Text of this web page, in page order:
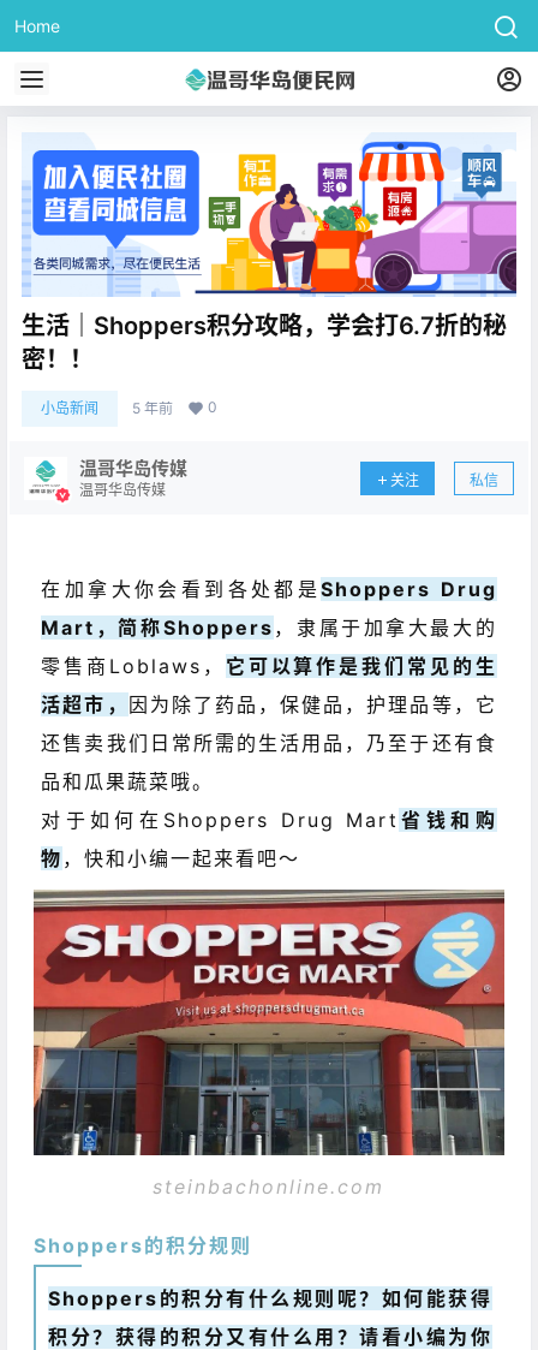
Home
生活｜Shoppers积分攻略，学会打6.7折的秘
密！！
小岛新闻 5 年前 0
温哥华岛传媒
温哥华岛传媒
关注 私信
在加拿大你会看到各处都是Shoppers Drug
Mart，简称Shoppers ，隶属于加拿大最大的
零售商Loblaws， 它可以算作是我们常见的生
活超市，
因为除了药品，保健品，护理品等，它
还售卖我们日常所需的生活用品，乃至于还有食
品和瓜果蔬菜哦。
对于如何在Shoppers Drug Mart 省钱和购
物 ，快和小编一起来看吧～
steinbachonline.com
Shoppers的积分规则
Shoppers的积分有什么规则呢？如何能获得
积分？获得的积分又有什么用？请看小编为你